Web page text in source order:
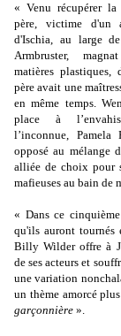
« Venu récupérer
père, victime d'un
d'Ischia, au large
Armbruster,
matières plastiques,
père avait une
en même temps.
place à
l’inconnue, Pamela
opposé au mélange
alliée de choix pour
mafieuses au bain
« Dans ce
qu'ils auront tournés
Billy Wilder offre à
de ses acteurs et
une variation
un thème amorcé
garçonnière ».